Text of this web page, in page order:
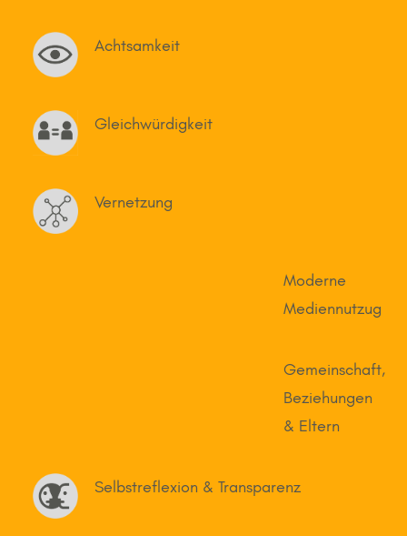
Achtsamkeit
Gleichwürdigkeit
Vernetzung
Moderne
Mediennutzug
Gemeinschaft,
Beziehungen
& Eltern
Selbstreflexion & Transparenz